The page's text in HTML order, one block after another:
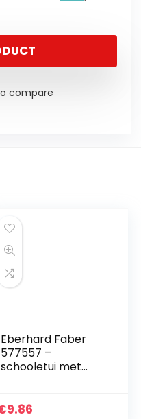
compare
Eberhard Faber
577557 –
schooletui met
schrijf- en
9.86